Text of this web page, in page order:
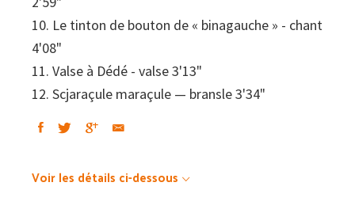
10. Le tinton de bouton de « binagauche » - chant
4'08"
11. Valse à Dédé - valse 3'13"
12. Scjaraçule maraçule — bransle 3'34"
Voir les détails ci-dessous